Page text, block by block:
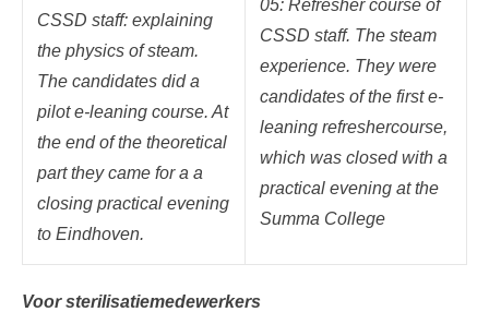
CSSD staff: explaining
the physics of steam.
The candidates did a
pilot e-leaning course. At
the end of the theoretical
part they came for a a
closing practical evening
to Eindhoven.
05: Refresher course of
CSSD staff. The steam
experience. They were
candidates of the first e-
leaning refreshercourse,
which was closed with a
practical evening at the
Summa College
Voor sterilisatiemedewerkers